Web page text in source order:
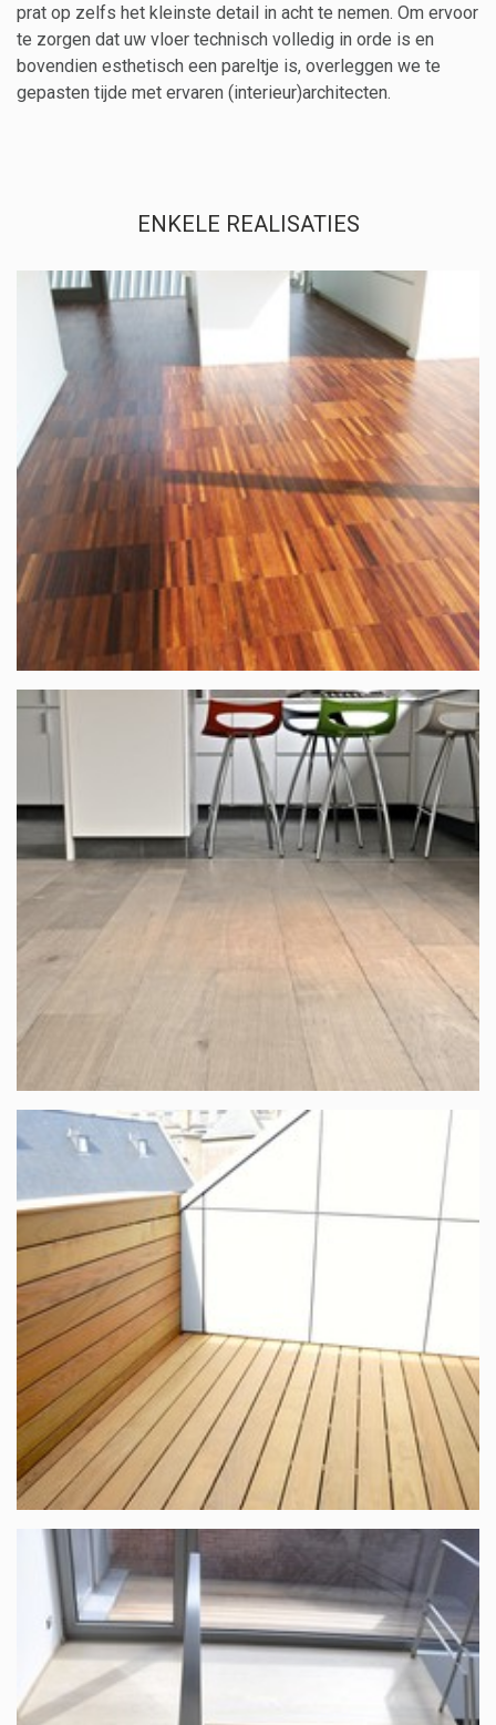
prat op zelfs het kleinste detail in acht te nemen. Om ervoor
te zorgen dat uw vloer technisch volledig in orde is en
bovendien esthetisch een pareltje is, overleggen we te
gepasten tijde met ervaren (interieur)architecten.
ENKELE REALISATIES